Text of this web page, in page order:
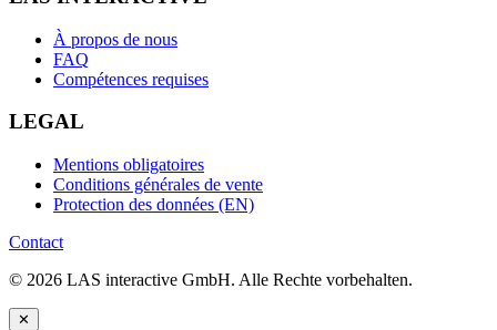
À propos de nous
FAQ
Compétences requises
LEGAL
Mentions obligatoires
Conditions générales de vente
Protection des données (EN)
Contact
© 2026 LAS interactive GmbH. Alle Rechte vorbehalten.
✕